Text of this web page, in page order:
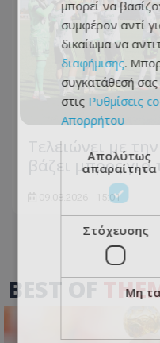
Τελειώνει με
βάζει μπρος
09.08.2026 - 15:01
BEST OF
μπορεί να
συμφέρον αντί
δικαίωμα να
διαφήμισης.
συγκατάθεσή
στις Ρυθμίσεις
Απορρήτου
Απολύτως
απαραίτητα
Στόχευσης
Μη